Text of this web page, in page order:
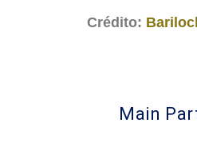
Crédito:
Main